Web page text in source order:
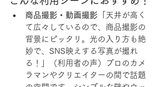
商品撮影・動画撮影 「天井が高く
て広々しているので、商品撮影の
背景にピッタリ。光の入り方も絶
妙で、SNS映えする写真が撮れ
る！」（利用者の声）プロのカメ
ラマンやクリエイターの間で話題